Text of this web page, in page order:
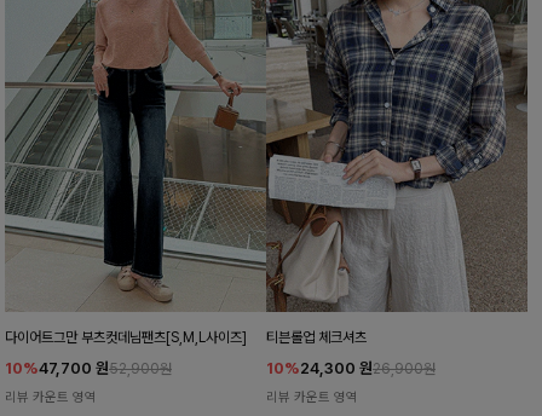
다이어트그만 부츠컷데님팬츠[S,M,L사이즈]
10%47,700 원52,900원
리뷰 카운트 영역
티븐롤업 체크셔츠
10%24,300 원26,900원
리뷰 카운트 영역